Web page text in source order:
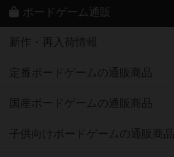
ボードゲーム通販
新作・再入荷情報
定番ボードゲームの通販商品
国産ボードゲームの通販商品
子供向けボードゲームの通販商品